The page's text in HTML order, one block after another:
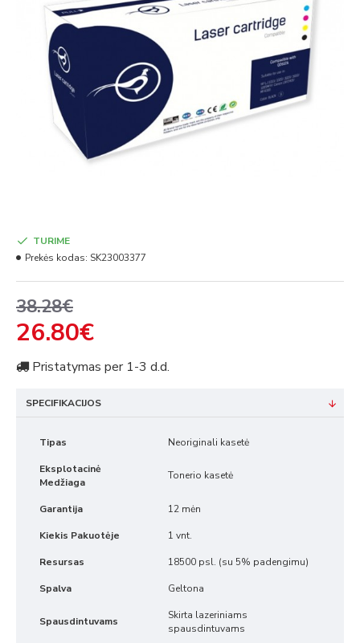
38.28€
26.80€
TURIME
Prekės kodas: SK23003377
Pristatymas per 1-3 d.d.
SPECIFIKACIJOS
Tipas Neoriginali kasetė
Eksplotacinė
Medžiaga
Tonerio kasetė
Garantija 12 mėn
Kiekis Pakuotėje 1 vnt.
Resursas 18500 psl. (su 5% padengimu)
Spalva Geltona
Spausdintuvams
Skirta lazeriniams
spausdintuvams